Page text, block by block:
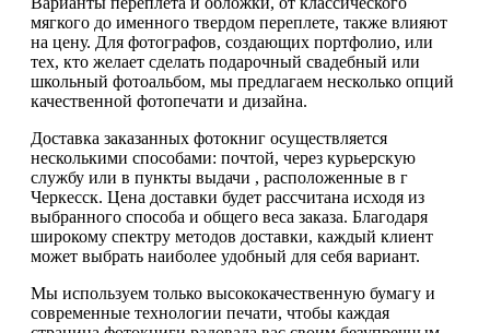
мягкого до именного твердом переплете, также влияют
на цену. Для фотографов, создающих портфолио, или
тех, кто желает сделать подарочный свадебный или
школьный фотоальбом, мы предлагаем несколько опций
качественной фотопечати и дизайна.
Доставка заказанных фотокниг осуществляется
несколькими способами: почтой, через курьерскую
службу или в пункты выдачи , расположенные в г
Черкесск. Цена доставки будет рассчитана исходя из
выбранного способа и общего веса заказа. Благодаря
широкому спектру методов доставки, каждый клиент
может выбрать наиболее удобный для себя вариант.
Мы используем только высококачественную бумагу и
современные технологии печати, чтобы каждая